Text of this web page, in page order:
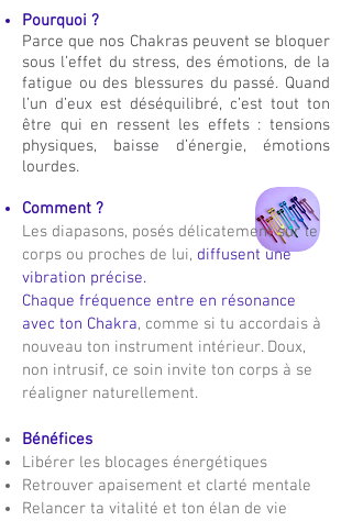
Pourquoi ?
Parce que nos Chakras peuvent se bloquer
sous l’effet du stress, des émotions, de la
fatigue ou des blessures du passé. Quand
l’un d’eux est déséquilibré, c’est tout ton
être qui en ressent les effets : tensions
physiques, baisse d’énergie, émotions
lourdes.
Comment ?
Les diapasons, posés délicatement sur le
corps ou proches de lui, diffusent une
vibration précise.
Chaque fréquence entre en résonance
avec ton Chakra, comme si tu accordais à
nouveau ton instrument intérieur. Doux,
non intrusif, ce soin invite ton corps à se
réaligner naturellement.
Bénéfices
Libérer les blocages énergétiques
Retrouver apaisement et clarté mentale
Relancer ta vitalité et ton élan de vie